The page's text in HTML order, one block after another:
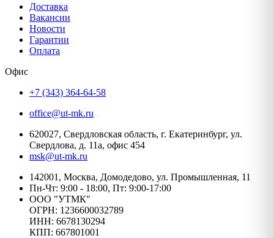
Доставка
Вакансии
Новости
Гарантии
Оплата
Офис
+7 (343) 364-64-58
office@ut-mk.ru
620027, Свердловская область, г. Екатеринбург, ул.
Свердлова, д. 11а, офис 454
msk@ut-mk.ru
142001, Москва, Домодедово, ул. Промышленная, 11
Пн-Чт: 9:00 - 18:00, Пт: 9:00-17:00
ООО "УТМК"
ОГРН: 1236600032789
ИНН: 6678130294
КПП: 667801001